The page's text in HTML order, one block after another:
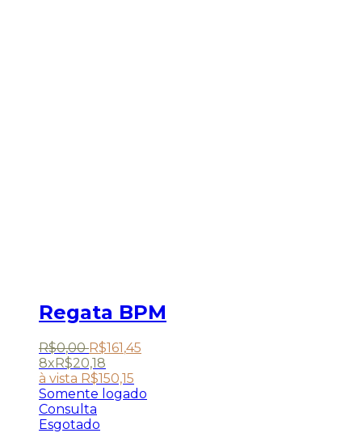
Regata BPM
R$0,00 R$161,45
8xR$20,18
à vista R$150,15
Somente logado
Consulta
Esgotado